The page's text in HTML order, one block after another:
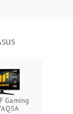
Подробнее →
Gaming